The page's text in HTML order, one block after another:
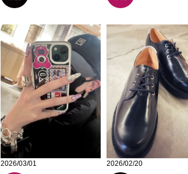
2026/03/01 2026/02/20